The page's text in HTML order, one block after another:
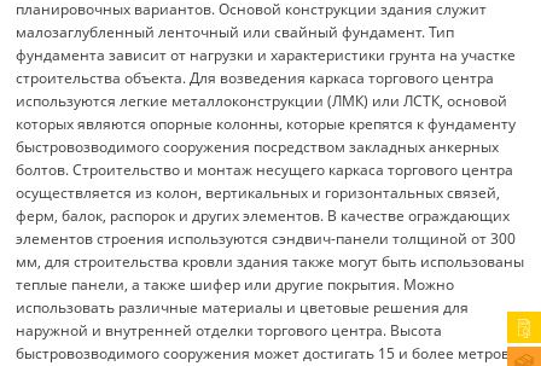
планировочных вариантов. Основой конструкции здания служит
малозаглубленный ленточный или свайный фундамент. Тип
фундамента зависит от нагрузки и характеристики грунта на участке
строительства объекта. Для возведения каркаса торгового центра
используются легкие металлоконструкции (ЛМК) или ЛСТК, основой
которых являются опорные колонны, которые крепятся к фундаменту
быстровозводимого сооружения посредством закладных анкерных
болтов. Строительство и монтаж несущего каркаса торгового центра
осуществляется из колон, вертикальных и горизонтальных связей,
ферм, балок, распорок и других элементов. В качестве ограждающих
элементов строения используются сэндвич-панели толщиной от 300
мм, для строительства кровли здания также могут быть использованы
теплые панели, а также шифер или другие покрытия. Можно
использовать различные материалы и цветовые решения для
наружной и внутренней отделки торгового центра. Высота
быстровозводимого сооружения может достигать 15 и более метров.